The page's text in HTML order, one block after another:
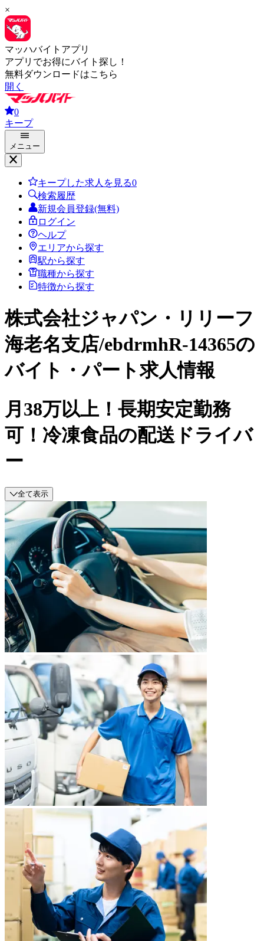
×
マッハバイトアプリ
アプリでお得にバイト探し！
無料ダウンロードはこちら
開く
0
キープ
メニュー
キープした求人を見る0
検索履歴
新規会員登録(無料)
ログイン
ヘルプ
エリアから探す
駅から探す
職種から探す
特徴から探す
株式会社ジャパン・リリーフ
海老名支店/ebdrmhR-14365の
バイト・パート求人情報
月38万以上！長期安定勤務
可！冷凍食品の配送ドライバ
ー
全て表示